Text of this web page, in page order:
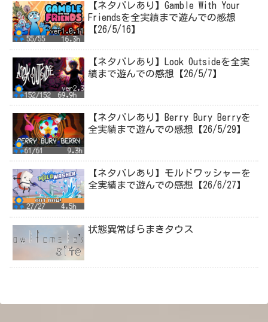
【ネタバレあり】Gamble With Your
Friendsを全実績まで遊んでの感想
【26/5/16】
【ネタバレあり】Look Outsideを全実
績まで遊んでの感想【26/5/7】
【ネタバレあり】Berry Bury Berryを
全実績まで遊んでの感想【26/5/29】
【ネタバレあり】モルドワッシャーを
全実績まで遊んでの感想【26/6/27】
状態異常ばらまきタウス